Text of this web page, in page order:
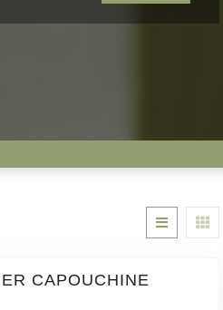
Bureau / Den
CAPOUCHINE